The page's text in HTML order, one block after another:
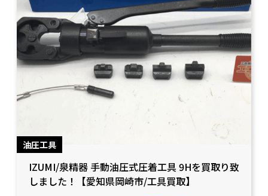
油圧工具
IZUMI/泉精器 手動油圧式圧着工具 9Hを買取り致
しました！【愛知県岡崎市/工具買取】